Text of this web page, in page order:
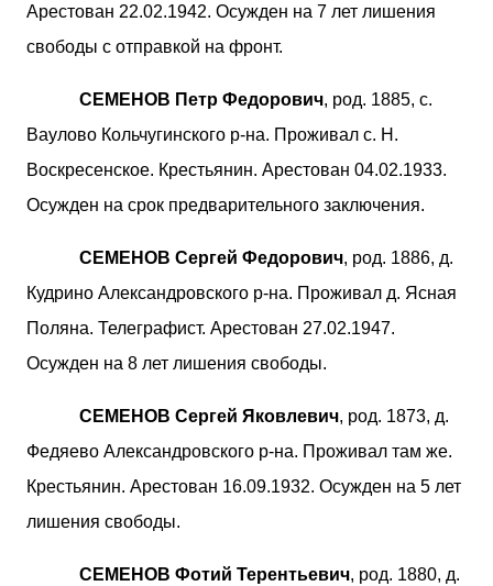
Арестован 22.02.1942. Осужден на 7 лет лишения
свободы с отправкой на фронт.
СЕМЕНОВ Петр Федорович, род. 1885, с.
Ваулово Кольчугинского р-на. Проживал с. Н.
Воскресенское. Крестьянин. Арестован 04.02.1933.
Осужден на срок предварительного заключения.
СЕМЕНОВ Сергей Федорович, род. 1886, д.
Кудрино Александровского р-на. Проживал д. Ясная
Поляна. Телеграфист. Арестован 27.02.1947.
Осужден на 8 лет лишения свободы.
СЕМЕНОВ Сергей Яковлевич, род. 1873, д.
Федяево Александровского р-на. Проживал там же.
Крестьянин. Арестован 16.09.1932. Осужден на 5 лет
лишения свободы.
СЕМЕНОВ Фотий Терентьевич, род. 1880, д.